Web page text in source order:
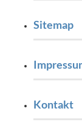
Sitemap
Kontakt